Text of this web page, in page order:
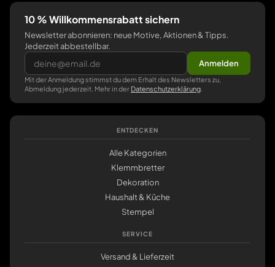
10 % Willkommensrabatt sichern
Newsletter abonnieren: neue Motive, Aktionen & Tipps.
Jederzeit abbestellbar.
Anmelden
Mit der Anmeldung stimmst du dem Erhalt des Newsletters zu,
Abmeldung jederzeit. Mehr in der Datenschutzerklärung
ENTDECKEN
Alle Kategorien
Klemmbretter
Dekoration
Haushalt & Küche
Stempel
SERVICE
Versand & Lieferzeit